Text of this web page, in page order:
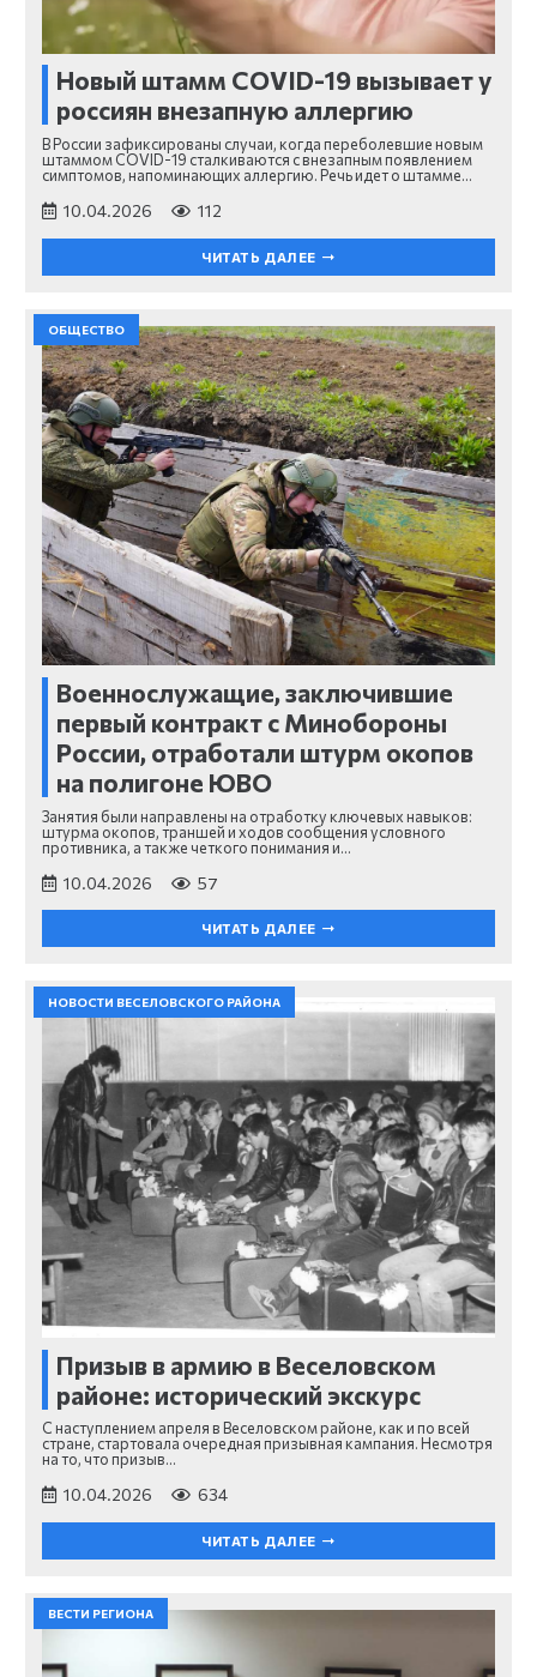
Новый штамм COVID-19 вызывает у
россиян внезапную аллергию
В России зафиксированы случаи, когда переболевшие новым
штаммом COVID-19 сталкиваются с внезапным появлением
симптомов, напоминающих аллергию. Речь идет о штамме…
10.04.2026 112
ЧИТАТЬ ДАЛЕЕ
ОБЩЕСТВО
Военнослужащие, заключившие
первый контракт с Минобороны
России, отработали штурм окопов
на полигоне ЮВО
Занятия были направлены на отработку ключевых навыков:
штурма окопов, траншей и ходов сообщения условного
противника, а также четкого понимания и…
10.04.2026 57
ЧИТАТЬ ДАЛЕЕ
НОВОСТИ ВЕСЕЛОВСКОГО РАЙОНА
Призыв в армию в Веселовском
районе: исторический экскурс
С наступлением апреля в Веселовском районе, как и по всей
стране, стартовала очередная призывная кампания. Несмотря
на то, что призыв…
10.04.2026 634
ЧИТАТЬ ДАЛЕЕ
ВЕСТИ РЕГИОНА